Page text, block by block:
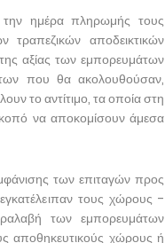
την ημέρα πληρωμής τους
αποδεικτικών
αξίας των εμπορευμάτων
που θα ακολουθούσαν,
το αντίτιμο, τα οποία στη
να αποκομίσουν άμεσα
των επιταγών προς
τους χώρους -
των εμπορευμάτων
αποθηκευτικούς χώρους ή